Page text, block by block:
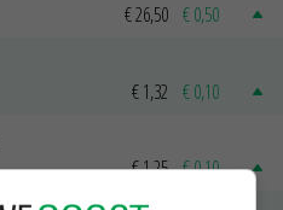
€ 26,50 € 0,50
€ 1,32 € 0,10
€ 1,25 € 0,10